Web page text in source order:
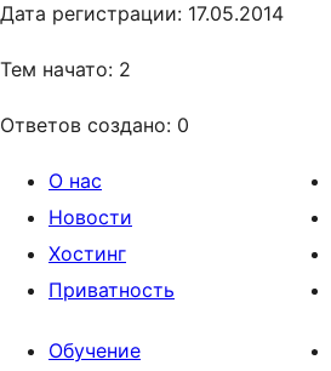
Дата регистрации: 17.05.2014
Тем начато: 2
Ответов создано: 0
О нас
Новости
Хостинг
Приватность
Обучение